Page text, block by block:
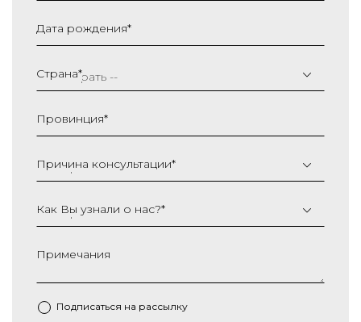
Дата рождения*
слеш
ММ
ГГГГ
Страна*
Провинция*
Причина консультации*
Как Вы узнали о нас?*
Примечания
Подписаться на рассылку